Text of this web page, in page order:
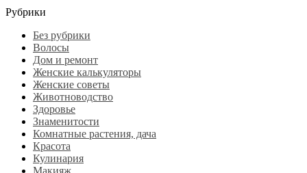
Рубрики
Без рубрики
Волосы
Дом и ремонт
Женские калькуляторы
Женские советы
Животноводство
Здоровье
Знаменитости
Комнатные растения, дача
Красота
Кулинария